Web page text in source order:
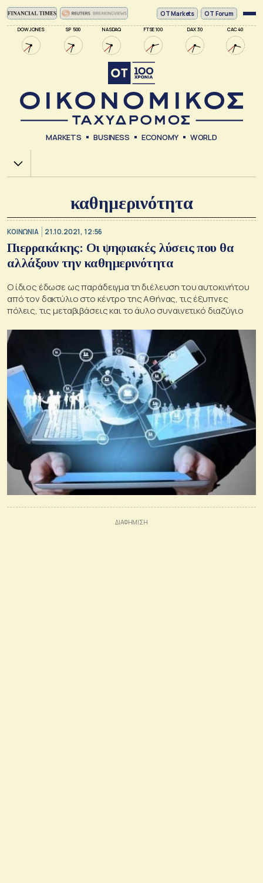
DOW JONES SP 500 NASDAQ FTSE 100 DAX 30 CAC 40
ΟΤ Markets OT Forum
MARKETS BUSINESS ECONOMY WORLD
Χ.Α.
καθημερινότητα
ΚΟΙΝΩΝΙΑ 21.10.2021, 12:56
Πιερρακάκης: Οι ψηφιακές λύσεις που θα
αλλάξουν την καθημερινότητα
Ο ίδιος έδωσε ως παράδειγμα τη διέλευση του αυτοκινήτου
από τον δακτύλιο στο κέντρο της Αθήνας, τις έξυπνες
πόλεις, τις μεταβιβάσεις και το άυλο συναινετικό διαζύγιο